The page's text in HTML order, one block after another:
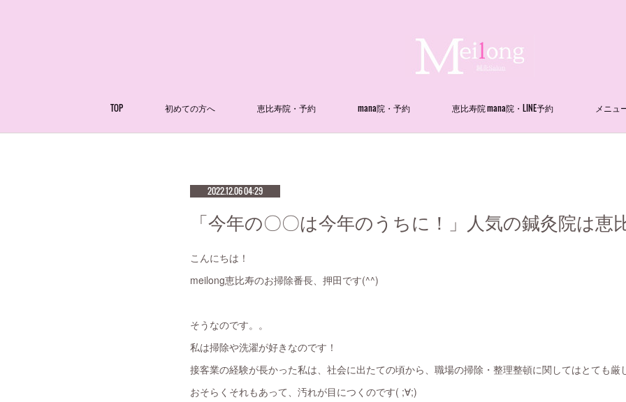
TOP 初めての方へ 恵比寿院・予約 mana院・予約 恵比寿院 mana院・LINE予約 メニュ
2022.12.06 04:29
「今年の〇〇は今年のうちに！」人気の鍼灸院は恵
こんにちは！
meilong恵比寿のお掃除番長、押田です(^^)
そうなのです。。
私は掃除や洗濯が好きなのです！
接客業の経験が長かった私は、社会に出たての頃から、職場の掃除・整理整頓に関してはとても厳
おそらくそれもあって、汚れが目につくのです( ;∀;)